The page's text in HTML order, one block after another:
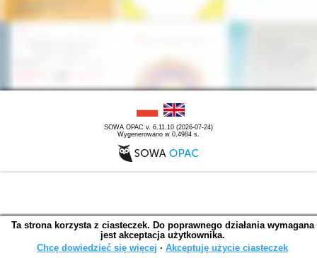
SOWA OPAC v. 6.11.10 (2026-07-24)
Wygenerowano w 0,4984 s.
Ta strona korzysta z ciasteczek. Do poprawnego działania wymagana
jest akceptacja użytkownika.
Chcę dowiedzieć się więcej ∙ Akceptuję użycie ciasteczek